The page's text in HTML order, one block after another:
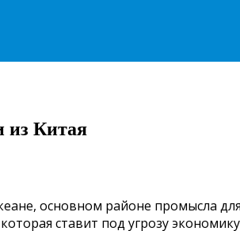
из Китая
основном районе промысла
ставит под угрозу